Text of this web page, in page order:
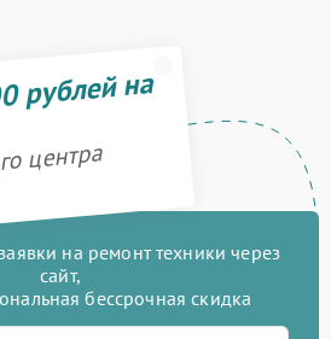
рублей на
центра
на ремонт техники через
сайт,
бессрочная скидка